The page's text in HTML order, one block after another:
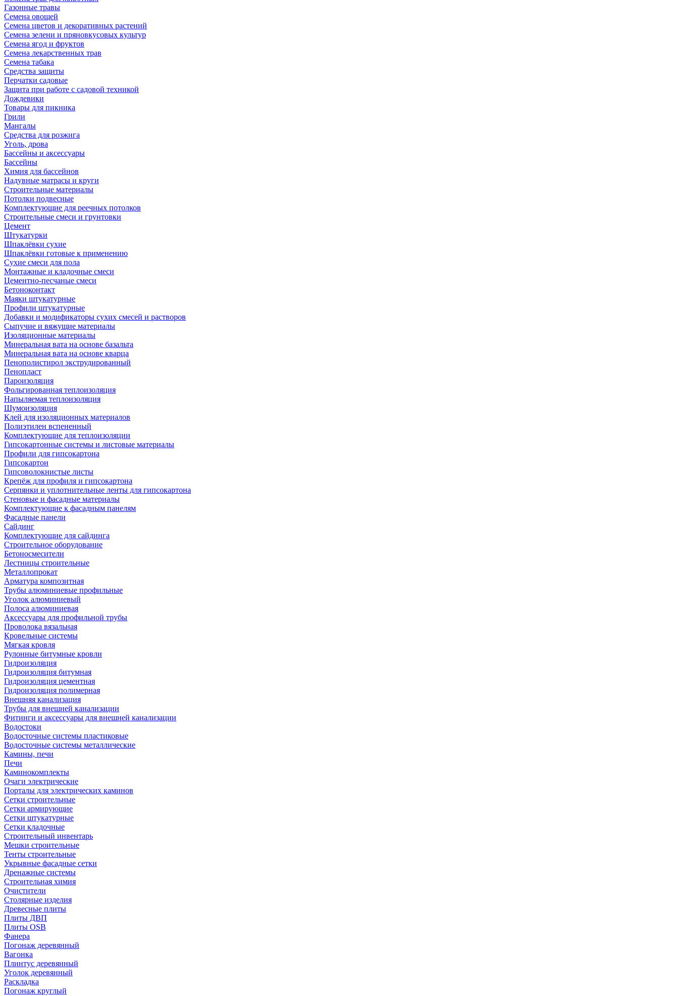
Газонные травы
Семена овощей
Семена цветов и декоративных растений
Семена зелени и пряновкусовых культур
Семена ягод и фруктов
Семена лекарственных трав
Семена табака
Средства защиты
Перчатки садовые
Защита при работе с садовой техникой
Дождевики
Товары для пикника
Грили
Мангалы
Средства для розжига
Уголь, дрова
Бассейны и аксессуары
Бассейны
Химия для бассейнов
Надувные матрасы и круги
Строительные материалы
Потолки подвесные
Комплектующие для реечных потолков
Строительные смеси и грунтовки
Цемент
Штукатурки
Шпаклёвки сухие
Шпаклёвки готовые к применению
Сухие смеси для пола
Монтажные и кладочные смеси
Цементно-песчаные смеси
Бетоноконтакт
Маяки штукатурные
Профили штукатурные
Добавки и модификаторы сухих смесей и растворов
Сыпучие и вяжущие материалы
Изоляционные материалы
Минеральная вата на основе базальта
Минеральная вата на основе кварца
Пенополистирол экструдированный
Пенопласт
Пароизоляция
Фольгированная теплоизоляция
Напыляемая теплоизоляция
Шумоизоляция
Клей для изоляционных материалов
Полиэтилен вспененный
Комплектующие для теплоизоляции
Гипсокартонные системы и листовые материалы
Профили для гипсокартона
Гипсокартон
Гипсоволокнистые листы
Крепёж для профиля и гипсокартона
Серпянки и уплотнительные ленты для гипсокартона
Стеновые и фасадные материалы
Комплектующие к фасадным панелям
Фасадные панели
Сайдинг
Комплектующие для сайдинга
Строительное оборудование
Бетоносмесители
Лестницы строительные
Металлопрокат
Арматура композитная
Трубы алюминиевые профильные
Уголок алюминиевый
Полоса алюминиевая
Аксессуары для профильной трубы
Проволока вязальная
Кровельные системы
Мягкая кровля
Рулонные битумные кровли
Гидроизоляция
Гидроизоляция битумная
Гидроизоляция цементная
Гидроизоляция полимерная
Внешняя канализация
Трубы для внешней канализации
Фитинги и аксессуары для внешней канализации
Водостоки
Водосточные системы пластиковые
Водосточные системы металлические
Камины, печи
Печи
Каминокомплекты
Очаги электрические
Порталы для электрических каминов
Сетки строительные
Сетки армирующие
Сетки штукатурные
Сетки кладочные
Строительный инвентарь
Мешки строительные
Тенты строительные
Укрывные фасадные сетки
Дренажные системы
Строительная химия
Очистители
Столярные изделия
Древесные плиты
Плиты ДВП
Плиты OSB
Фанера
Погонаж деревянный
Вагонка
Плинтус деревянный
Уголок деревянный
Раскладка
Погонаж круглый